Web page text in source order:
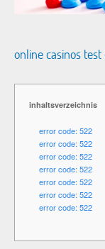
online casinos
inhaltsverzeichnis
error code: 522
error code: 522
error code: 522
error code: 522
error code: 522
error code: 522
error code: 522